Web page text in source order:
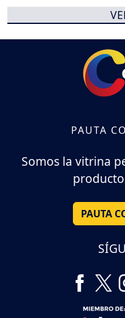
PAUTA
Somos la vitrina
PAUTA